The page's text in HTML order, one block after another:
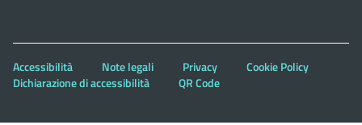
Accessibilità Note legali Privacy
Cookie Policy
Dichiarazione di accessibilità
QR Code